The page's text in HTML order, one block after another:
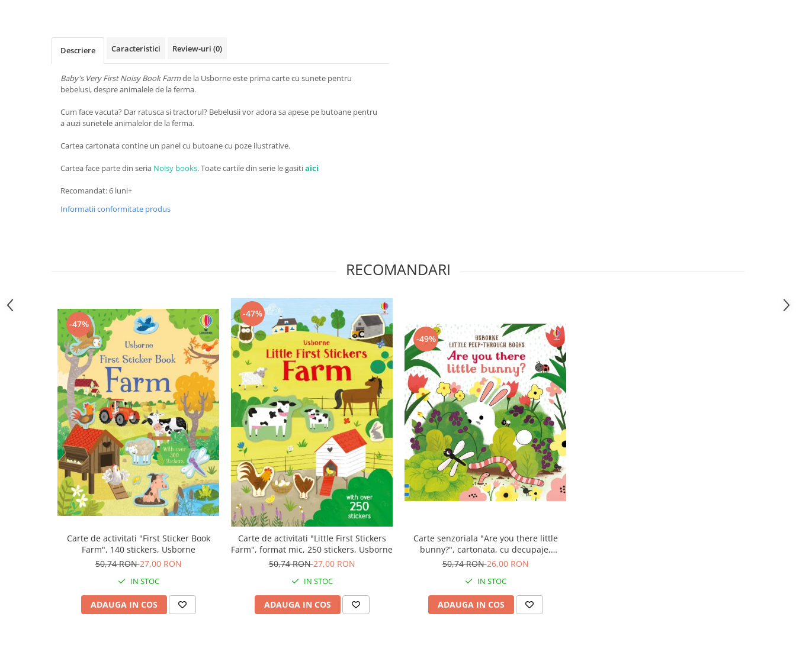
Descriere Caracteristici Review-uri (0)
Baby's Very First Noisy Book Farmde la Usborne este prima carte cu sunete pentru
bebelusi, despre animalele de la ferma.
Cum face vacuta? Dar ratusca si tractorul? Bebelusii vor adora sa apese pe butoane pentru
a auzi sunetele animalelor de la ferma.
Cartea cartonata contine un panel cu butoane cu poze ilustrative.
Cartea face parte din seria Noisy books. Toate cartile din serie le gasitiaici
Recomandat: 6 luni+
Informatii conformitate produs
RECOMANDARI
-47%
Carte de activitati "First Sticker Book
Farm", 140 stickers, Usborne
50,74 RON27,00 RON
IN STOC
ADAUGA IN COS
-47%
Carte de activitati "Little First Stickers
Farm", format mic, 250 stickers, Usborne
50,74 RON27,00 RON
IN STOC
ADAUGA IN COS
-49%
Carte senzoriala "Are you there little
bunny?", cartonata, cu decupaje,
Usborne
50,74 RON26,00 RON
IN STOC
ADAUGA IN COS